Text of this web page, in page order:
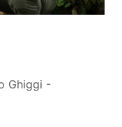
Ghiggi -